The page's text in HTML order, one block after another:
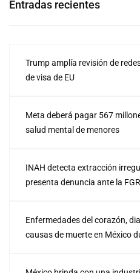
Entradas recientes
Trump amplía revisión de
de visa de EU
Meta deberá pagar 567
salud mental de menores
INAH detecta extracción
presenta denuncia ante la FGR
Enfermedades del corazón,
causas de muerte en México